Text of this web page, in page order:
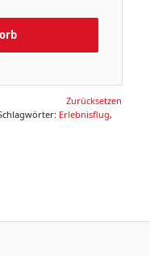
Zurücksetzen
Erlebnisflug,